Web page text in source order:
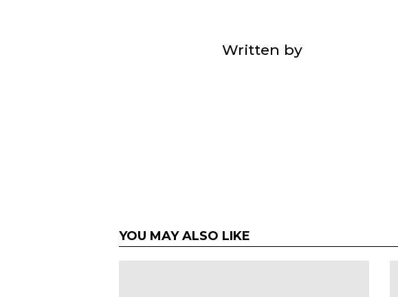
Written by
YOU MAY ALSO LIKE